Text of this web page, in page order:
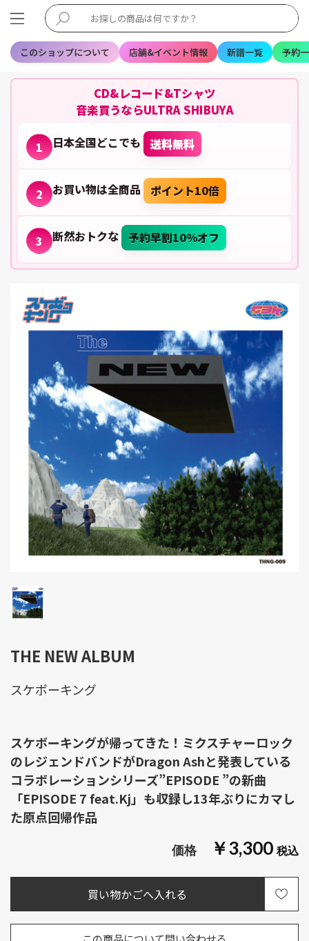
このショップについて 店舗&イベント情報 新譜一覧 予約
CD&レコード&Tシャツ
音楽買うならULTRA SHIBUYA
1 日本全国どこでも 送料無料
2 お買い物は全商品 ポイント10倍
3 断然おトクな 予約早割10%オフ
THE NEW ALBUM
￥3,300
スケボーキング
スケボーキングが帰ってきた！ミクスチャーロック
のレジェンドバンドがDragon Ashと発表している
コラボレーションシリーズ”EPISODE ”の新曲
「EPISODE 7 feat.Kj」も収録し13年ぶりにカマし
た原点回帰作品